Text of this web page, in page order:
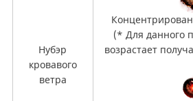
Нубэр
кровавого
ветра
(* Для данного
возрастает